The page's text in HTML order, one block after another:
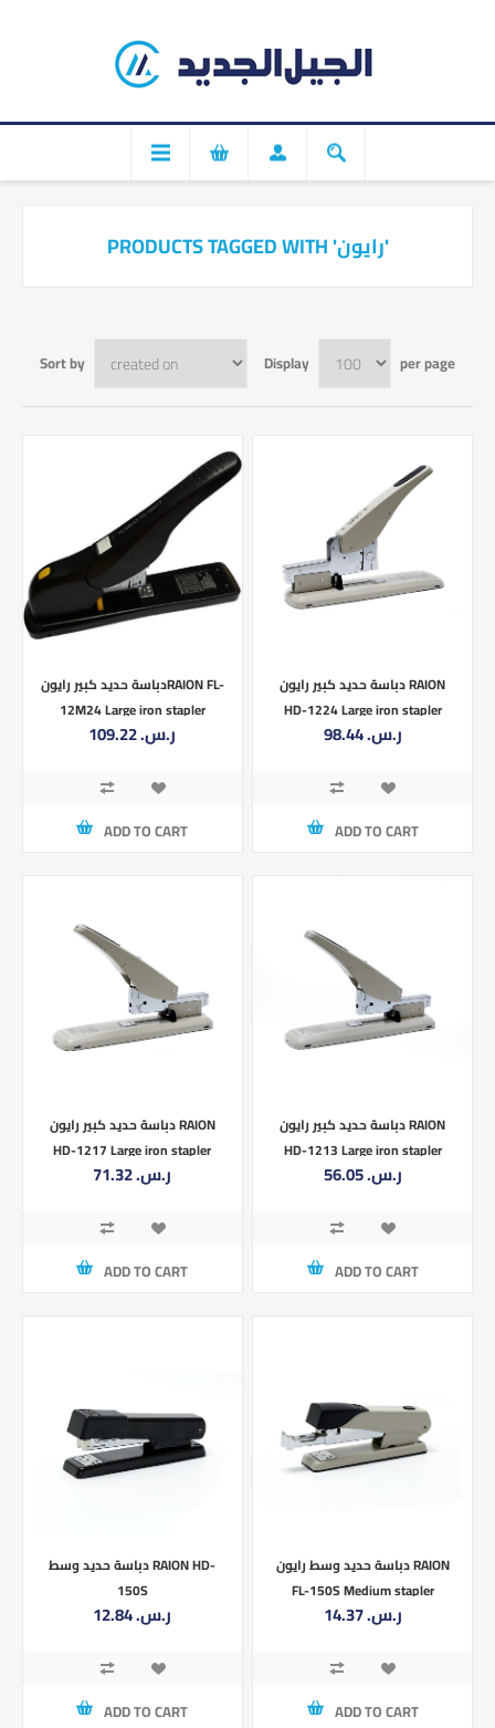
PRODUCTS TAGGED WITH 'رايون'
Sort by Display per page
دباسة حديد كبير رايونRAION FL-
12M24 Large iron stapler
109.22 ر.س.‏
ADD TO CART
دباسة حديد كبير رايون RAION
HD-1224 Large iron stapler
98.44 ر.س.‏
ADD TO CART
دباسة حديد كبير رايون RAION
HD-1217 Large iron stapler
71.32 ر.س.‏
ADD TO CART
دباسة حديد كبير رايون RAION
HD-1213 Large iron stapler
56.05 ر.س.‏
ADD TO CART
دباسة حديد وسط RAION HD-
150S
12.84 ر.س.‏
ADD TO CART
دباسة حديد وسط رايون RAION
FL-150S Medium stapler
14.37 ر.س.‏
ADD TO CART